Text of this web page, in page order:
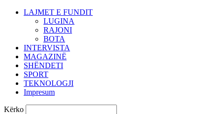
LAJMET E FUNDIT
LUGINA
RAJONI
BOTA
INTERVISTA
MAGAZINË
SHËNDETI
SPORT
TEKNOLOGJI
Impresum
Kërko